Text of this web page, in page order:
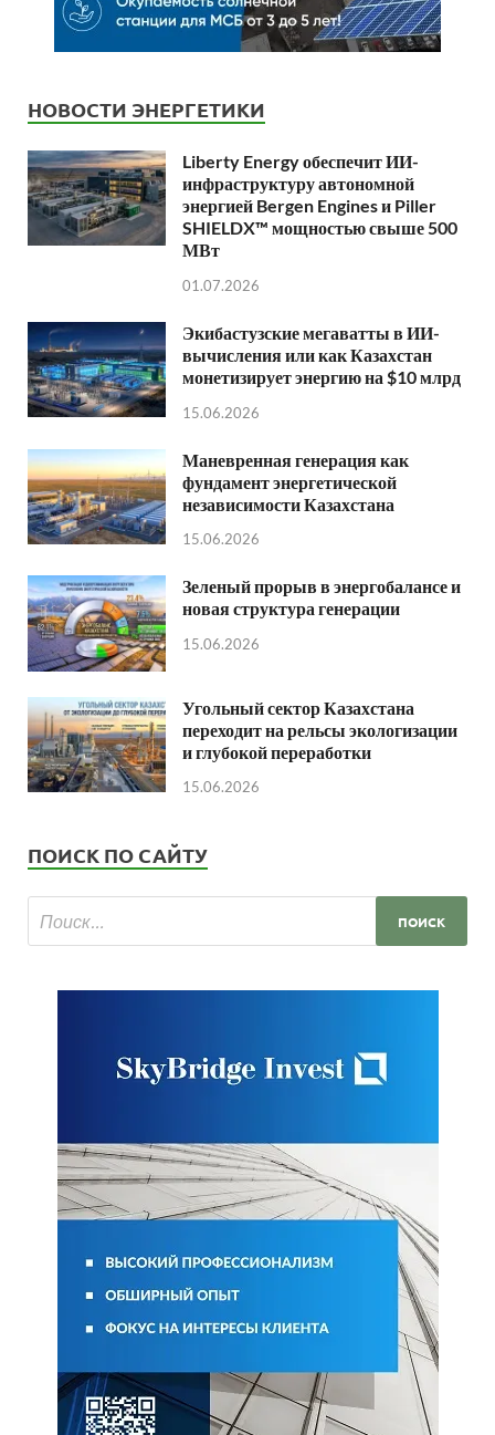
НОВОСТИ ЭНЕРГЕТИКИ
Liberty Energy обеспечит ИИ-
инфраструктуру автономной
энергией Bergen Engines и Piller
SHIELDX™ мощностью свыше 500
МВт
01.07.2026
Экибастузские мегаватты в ИИ-
вычисления или как Казахстан
монетизирует энергию на $10 млрд
15.06.2026
Маневренная генерация как
фундамент энергетической
независимости Казахстана
15.06.2026
Зеленый прорыв в энергобалансе и
новая структура генерации
15.06.2026
Угольный сектор Казахстана
переходит на рельсы экологизации
и глубокой переработки
15.06.2026
ПОИСК ПО САЙТУ